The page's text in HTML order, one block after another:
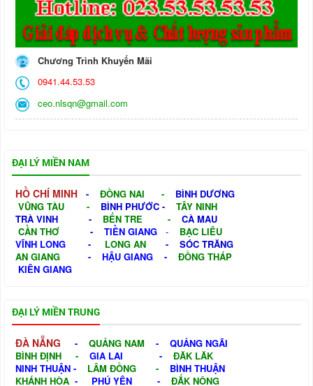
Chương Trình Khuyến Mãi
0941.44.53.53
ceo.nlsqn@gmail.com
ĐẠI LÝ MIỀN NAM
HỒ CHÍ MINH - ĐỒNG NAI - BÌNH DƯƠNG
VŨNG TÀU - BÌNH PHƯỚC - TÂY NINH
TRÀ VINH - BẾN TRE - CÀ MAU
CẦN THƠ - TIỀN GIANG - BẠC LIÊU
VĨNH LONG
- LONG AN - SÓC TRĂNG
AN GIANG
- HẬU GIANG -
ĐỒNG THÁP
KIÊN GIANG
ĐẠI LÝ MIỀN TRUNG
ĐÀ NẴNG - QUẢNG NAM - QUẢNG NGÃI
BÌNH ĐỊNH
- GIA LAI - ĐĂK LĂK
NINH THUẬN - LÂM ĐỒNG - BÌNH THUẬN
KHÁNH HÒA - PHÚ YÊN -
ĐẮK NÔNG